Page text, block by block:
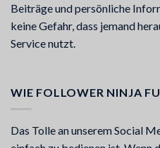
Beiträge und persönliche
keine Gefahr, dass jemand
Service nutzt.
WIE FOLLOWER NINJA
Das Tolle an unserem Social